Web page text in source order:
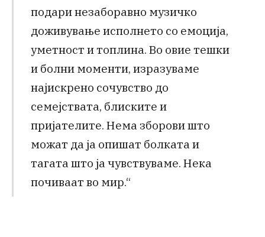
подари незаборавно музичко
доживување исполнето со емоција,
уметност и топлина. Во овие тешки
и болни моменти, изразуваме
најискрено сочувство до
семејствата, блиските и
пријателите. Нема зборови што
можат да ја опишат болката и
тагата што ја чувствуваме. Нека
почиваат во мир.“